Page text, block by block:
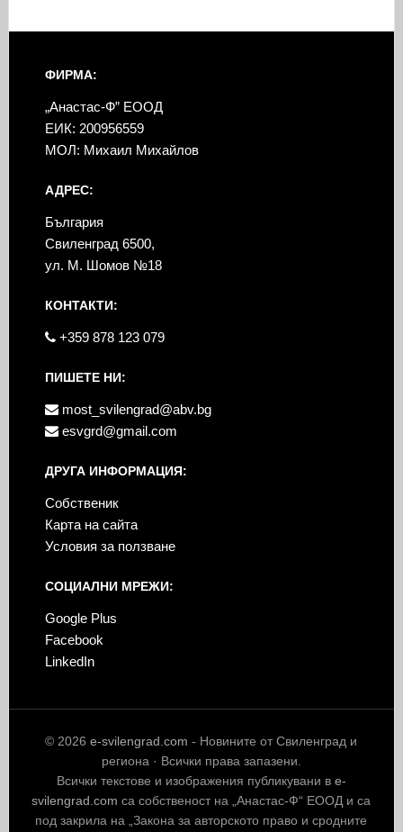
ФИРМА:
„Анастас-Ф” ЕООД
ЕИК: 200956559
МОЛ: Михаил Михайлов
АДРЕС:
България
Свиленград 6500,
ул. М. Шомов №18
КОНТАКТИ:
+359 878 123 079
ПИШЕТЕ НИ:
most_svilengrad@abv.bg
esvgrd@gmail.com
ДРУГА ИНФОРМАЦИЯ:
Собственик
Карта на сайта
Условия за ползване
СОЦИАЛНИ МРЕЖИ:
Google Plus
Facebook
LinkedIn
© 2026e-svilengrad.com - Новините от Свиленград и
региона · Всички права запазени.
Всички текстове и изображения публикувани в e-
svilengrad.com са собственост на „Анастас-Ф“ ЕООД и са
под закрила на „Закона за авторското право и сродните